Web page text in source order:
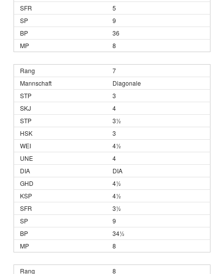
5
9
36
8
7
Diagonale
3
4
3½
3
4½
4
DIA
4½
4½
3½
9
34½
8
8